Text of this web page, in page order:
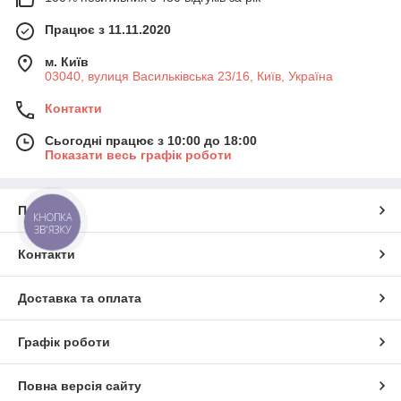
Працює з 11.11.2020
м. Київ
03040, вулиця Васильківська 23/16, Київ, Україна
Контакти
Сьогодні працює з 10:00 до 18:00
Показати весь графік роботи
Про нас
Контакти
Доставка та оплата
Графік роботи
Повна версія сайту
КНОПКА
ЗВ'ЯЗКУ